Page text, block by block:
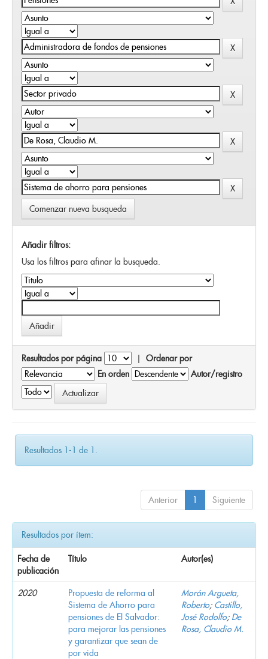
Comenzar nueva busqueda
Añadir filtros:
Usa los filtros para afinar la busqueda.
Resultados por página | Ordenar por
En orden
Autor/registro
Resultados 1-1 de 1.
Anterior 1 Siguiente
Resultados por ítem:
Fecha de
publicación
Título Autor(es)
2020
Propuesta de reforma al
Sistema de Ahorro para
pensiones de El Salvador:
para mejorar las pensiones
y garantizar que sean de
por vida
Morán Argueta,
Roberto; Castillo,
José Rodolfo; De
Rosa, Claudio M.